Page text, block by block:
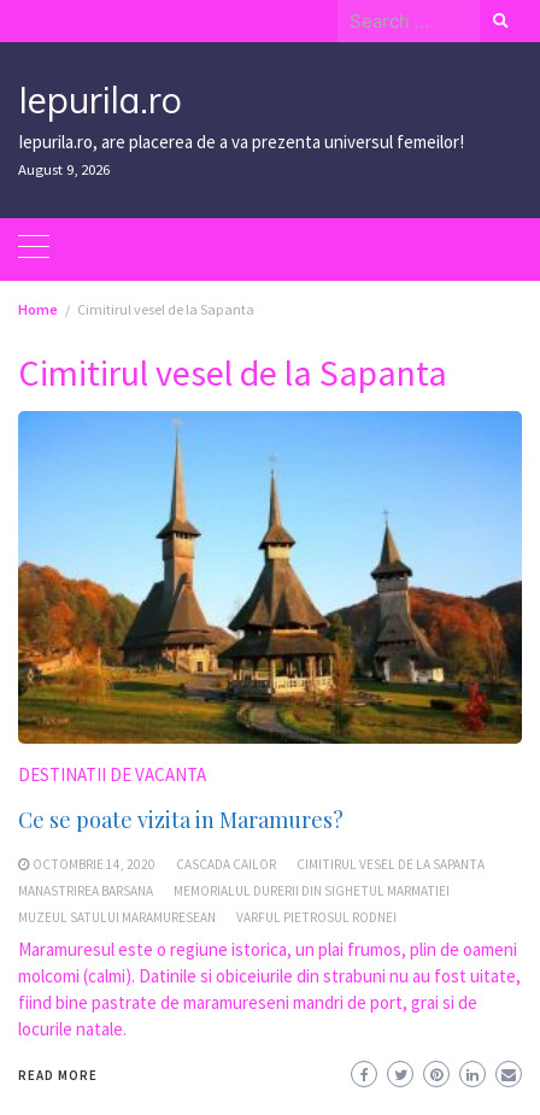
to
Search
for:
Iepurila.ro
Iepurila.ro, are placerea de a va prezenta universul femeilor!
August 9, 2026
Home Cimitirul vesel de la Sapanta
Cimitirul vesel de la Sapanta
DESTINATII DE VACANTA
Ce se poate vizita in Maramures?
OCTOMBRIE 14, 2020 CASCADA CAILOR
CIMITIRUL VESEL DE LA SAPANTA
MANASTRIREA BARSANA
MEMORIALUL DURERII DIN SIGHETUL MARMATIEI
MUZEUL SATULUI MARAMURESEAN
VARFUL PIETROSUL RODNEI
Maramuresul este o regiune istorica, un plai frumos, plin de oameni
molcomi (calmi). Datinile si obiceiurile din strabuni nu au fost uitate,
fiind bine pastrate de maramureseni mandri de port, grai si de
locurile natale.
READ MORE